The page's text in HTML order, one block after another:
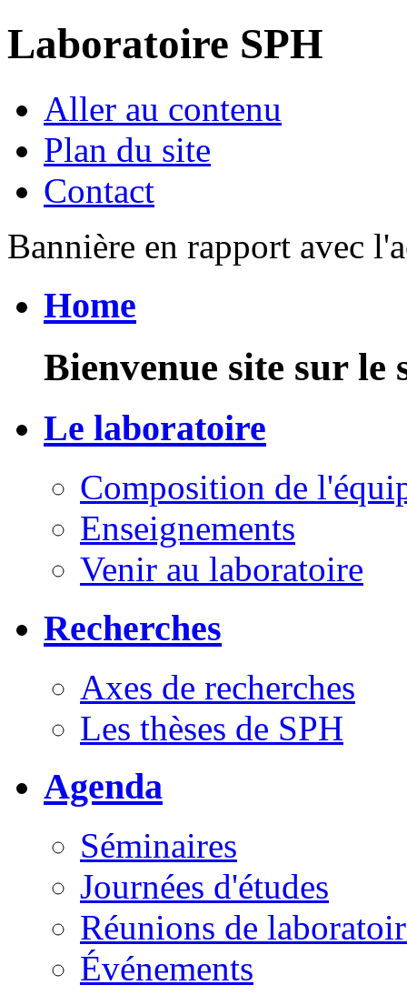
Laboratoire SPH
Aller au contenu
Plan du site
Contact
Bannière en rapport avec
Home
Bienvenue site sur
Le laboratoire
Composition de
Enseignements
Venir au laboratoire
Recherches
Axes de recherches
Les thèses de SPH
Agenda
Séminaires
Journées d'études
Réunions de
Événements